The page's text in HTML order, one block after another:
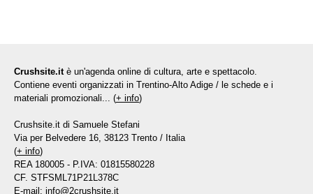
Crushsite.it è un'agenda online di cultura, arte e spettacolo.
Contiene eventi organizzati in Trentino-Alto Adige / le schede e i
materiali promozionali... (+ info)
Crushsite.it di Samuele Stefani
Via per Belvedere 16, 38123 Trento / Italia
(+ info)
REA 180005 - P.IVA: 01815580228
CF. STFSML71P21L378C
E-mail: info@2crushsite.it